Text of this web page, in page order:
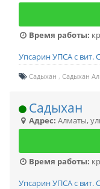
Время работы:
Упсарин УПСА с вит.
Садыхан Садыхан
Садыхан
Адрес: Алматы,
Время работы:
Упсарин УПСА с вит.